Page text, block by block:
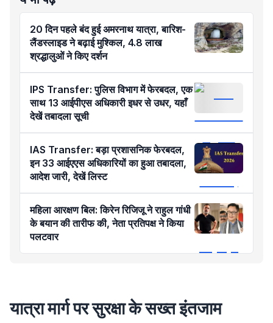
20 दिन पहले बंद हुई अमरनाथ यात्रा, बारिश-
लैंडस्लाइड ने बढ़ाई मुश्किल, 4.8 लाख
श्रद्धालुओं ने किए दर्शन
IPS Transfer: पुलिस विभाग में फेरबदल, एक
साथ 13 आईपीएस अधिकारी इधर से उधर, यहाँ
देखें तबादला सूची
IAS Transfer: बड़ा प्रशासनिक फेरबदल,
इन 33 आईएएस अधिकारियों का हुआ तबादला,
आदेश जारी, देखें लिस्ट
महिला आरक्षण बिल: किरेन रिजिजू ने राहुल गांधी
के बयान की तारीफ की, नेता प्रतिपक्ष ने किया
पलटवार
यात्रा मार्ग पर सुरक्षा के सख्त इंतजाम